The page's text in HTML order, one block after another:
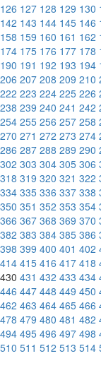
126 127 128 129 130
142 143 144 145 146
158 159 160 161 162
174 175 176 177 178
190 191 192 193 194
206 207 208 209 210
222 223 224 225 226
238 239 240 241 242
254 255 256 257 258
270 271 272 273 274
286 287 288 289 290
302 303 304 305 306
318 319 320 321 322
334 335 336 337 338
350 351 352 353 354
366 367 368 369 370
382 383 384 385 386
398 399 400 401 402
414 415 416 417 418
430 431 432 433 434
446 447 448 449 450
462 463 464 465 466
478 479 480 481 482
494 495 496 497 498
510 511 512 513 514